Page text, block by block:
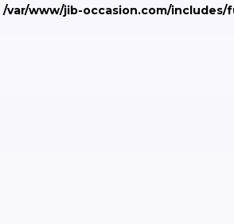
/var/www/jib-occasion.com/